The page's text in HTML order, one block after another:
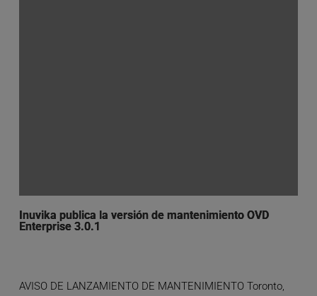
Inuvika publica la versión de mantenimiento OVD
Enterprise 3.0.1
AVISO DE LANZAMIENTO DE MANTENIMIENTO Toronto,